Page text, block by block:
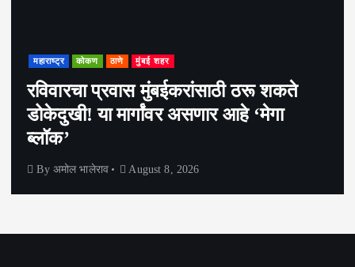
महाराष्ट्र राजकीय
अमित शहा शुक्रवारी रात्रीच मुंबईत
पोहोचले;अचानक मुंबई दौरा का? नेमकं कारण
कारण समोर आलं
Byअमोल भालेराव August 8, 2026